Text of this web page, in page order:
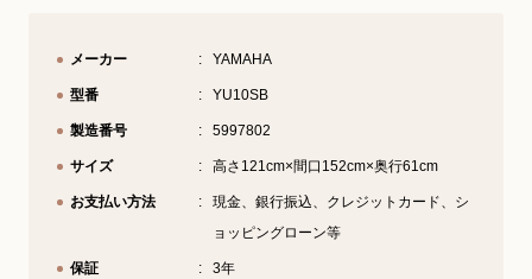
メーカー YAMAHA
型番 YU10SB
製造番号 5997802
サイズ 高さ121cm×間口152cm×奥行61cm
お支払い方法
現金、銀行振込、クレジットカード、シ
ョッピングローン等
保証 3年